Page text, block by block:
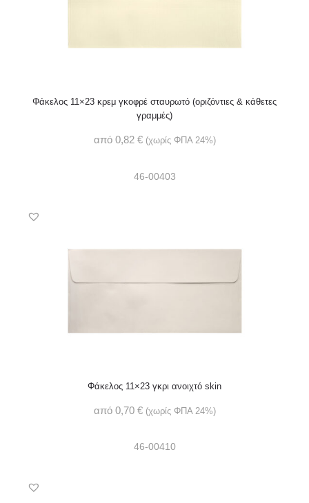
Φάκελος 11×23 κρεμ γκοφρέ σταυρωτό (οριζόντιες & κάθετες
γραμμές)
από 0,82 € (χωρίς ΦΠΑ 24%)
46-00403
Φάκελος 11×23 γκρι ανοιχτό skin
από 0,70 € (χωρίς ΦΠΑ 24%)
46-00410